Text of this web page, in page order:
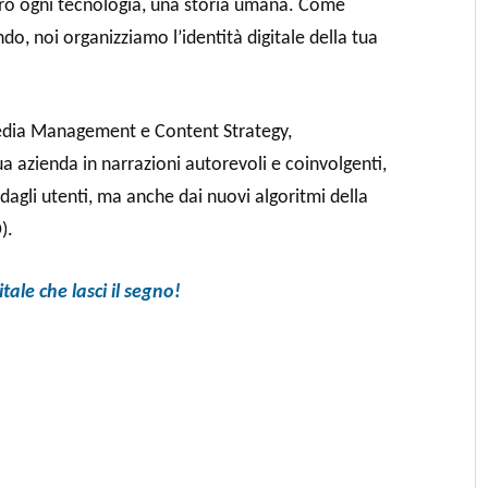
ogni tecnologia, una storia umana. Come
noi organizziamo l’identità digitale della tua
Management e Content Strategy,
azienda in narrazioni autorevoli e coinvolgenti,
utenti, ma anche dai nuovi algoritmi della
che lasci il segno!